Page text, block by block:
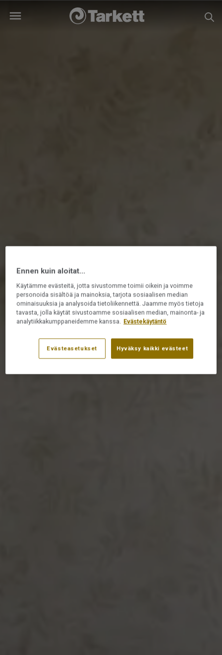
Ennen kuin aloitat...
Käytämme evästeitä, jotta sivustomme toimii oikein ja voimme
personoida sisältöä ja mainoksia, tarjota sosiaalisen median
ominaisuuksia ja analysoida tietoliikennettä. Jaamme myös tietoja
tavasta, jolla käytät sivustoamme sosiaalisen median, mainonta- ja
analytiikkakumppaneidemme kanssa. Evästekäytäntö
Evästeasetukset Hyväksy kaikki evästeet